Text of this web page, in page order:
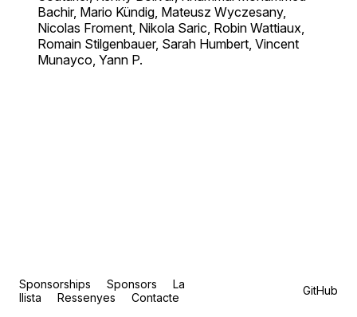
Bachir, Mario Kündig, Mateusz Wyczesany,
Nicolas Froment, Nikola Saric, Robin Wattiaux,
Romain Stilgenbauer, Sarah Humbert, Vincent
Munayco, Yann P.
Sponsorships Sponsors
La
llista
Ressenyes Contacte GitHub